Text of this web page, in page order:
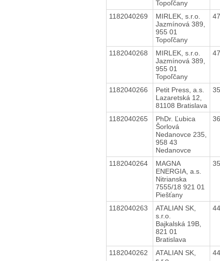
Topoľčany
1182040269
MIRLEK, s.r.o.
Jazmínová 389,
955 01
Topoľčany
1182040268
MIRLEK, s.r.o.
Jazmínová 389,
955 01
Topoľčany
1182040266
Petit Press, a.s.
Lazaretská 12,
81108 Bratislava
1182040265
PhDr. Ľubica
Šorlová
Nedanovce 235,
958 43
Nedanovce
1182040264
MAGNA
ENERGIA, a.s.
Nitrianska
7555/18 921 01
Piešťany
1182040263
ATALIAN SK,
s.r.o.
Bajkalská 19B,
821 01
Bratislava
1182040262
ATALIAN SK,